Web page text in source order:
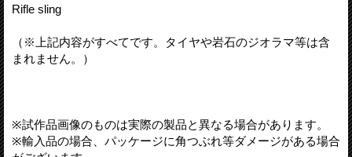
Rifle sling
（※上記内容がすべてです。タイヤや岩石のジオラマ等は含
まれません。）
※試作品画像のものは実際の製品と異なる場合があります。
※輸入品の場合、パッケージに角つぶれ等ダメージがある場合